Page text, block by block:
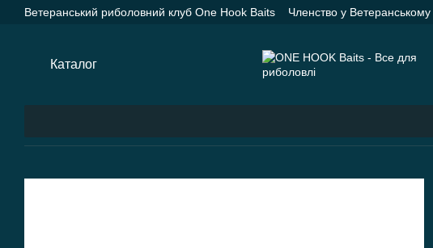
Перейти до основного контенту
Ветеранський риболовний клуб One Hook Baits
Членство у
Каталог